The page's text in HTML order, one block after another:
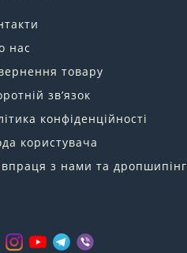
нас
товару
зв’язок
конфіденційності
користувача
з нами та дропшипінг